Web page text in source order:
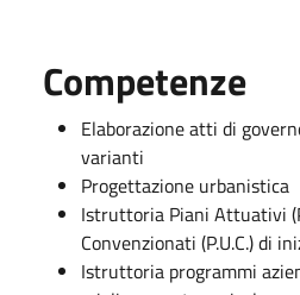
Competenze
Elaborazione atti di
varianti
Progettazione urbanistica
Istruttoria Piani Attuativi
Convenzionati (P.U.C.) di
Istruttoria programmi